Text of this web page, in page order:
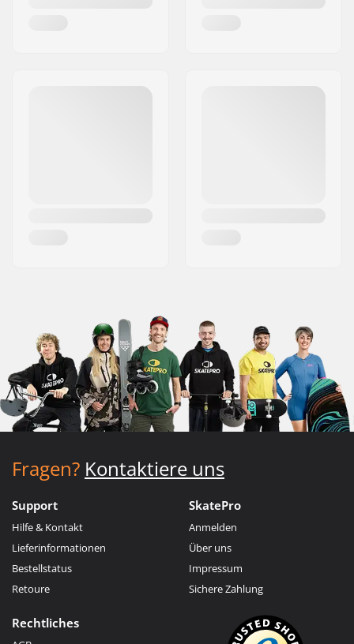
Fragen? Kontaktiere uns
Support
Hilfe & Kontakt
Lieferinformationen
Bestellstatus
Retoure
SkatePro
Anmelden
Über uns
Impressum
Sichere Zahlung
Rechtliches